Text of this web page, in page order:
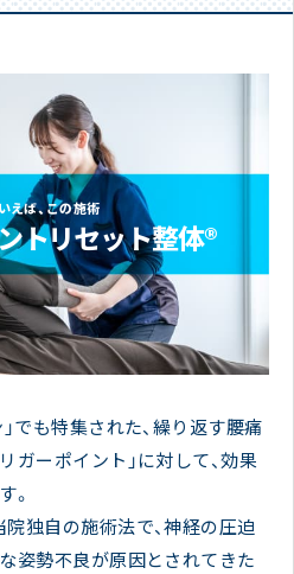
えば、この施術
トリセット整体®
でも特集された、繰り返す腰痛
ガーポイント」に対して、効果
。
独自の施術法で、神経の圧迫
姿勢不良が原因とされてきた